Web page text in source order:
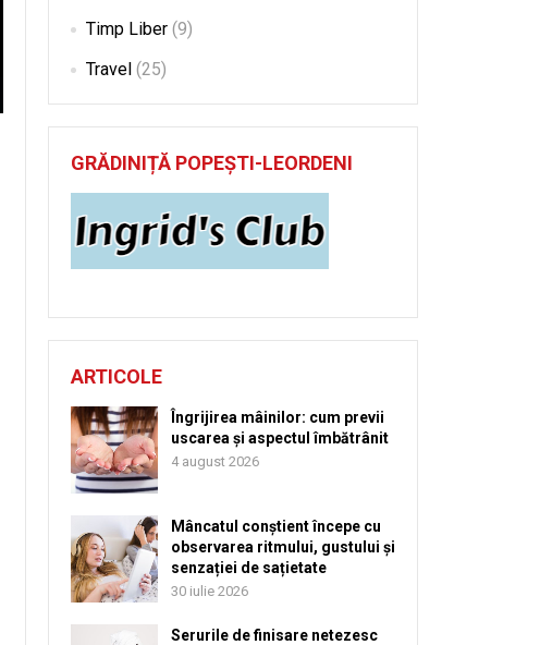
Timp Liber (9)
Travel (25)
GRĂDINIȚĂ POPEȘTI-LEORDENI
ARTICOLE
Îngrijirea mâinilor: cum previi
uscarea și aspectul îmbătrânit
4 august 2026
Mâncatul conștient începe cu
observarea ritmului, gustului și
senzației de sațietate
30 iulie 2026
Serurile de finisare netezesc